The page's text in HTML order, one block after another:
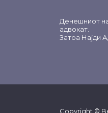
Денешниот
адвокат.
Затоа Најди
Copyright ©